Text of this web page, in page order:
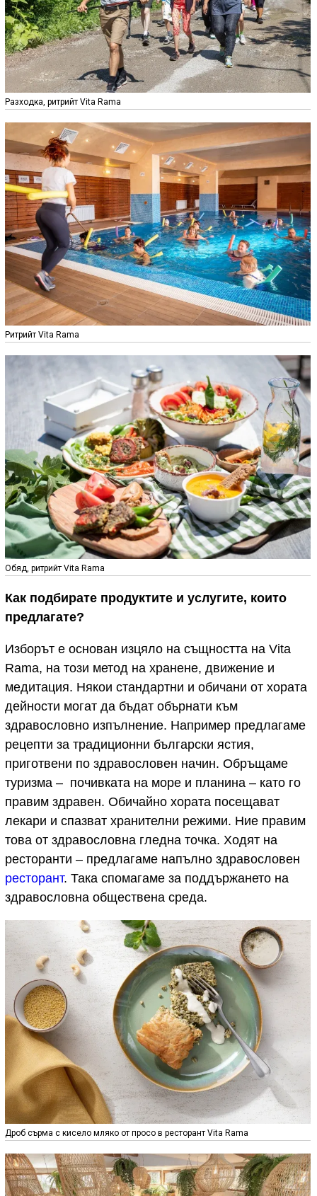
Разходка, ритрийт Vita Rama
Ритрийт Vita Rama
Обяд, ритрийт Vita Rama
Как подбирате продуктите и услугите, които
предлагате?
Изборът е основан изцяло на същността на Vita
Rama, на този метод на хранене, движение и
медитация. Някои стандартни и обичани от хората
дейности могат да бъдат обърнати към
здравословно изпълнение. Например предлагаме
рецепти за традиционни български ястия,
приготвени по здравословен начин. Обръщаме
туризма – почивката на море и планина – като го
правим здравен. Обичайно хората посещават
лекари и спазват хранителни режими. Ние правим
това от здравословна гледна точка. Ходят на
ресторанти – предлагаме напълно здравословен
ресторант. Така спомагаме за поддържането на
здравословна обществена среда.
Дроб сърма с кисело мляко от просо в ресторант Vita Rama